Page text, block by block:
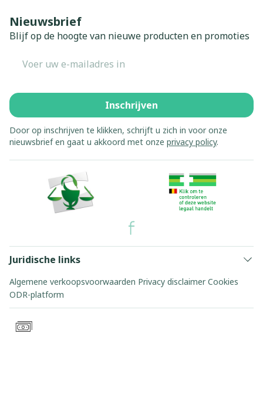
Nieuwsbrief
Blijf op de hoogte van nieuwe producten en promoties
Inschrijven
Door op inschrijven te klikken, schrijft u zich in voor onze
nieuwsbrief en gaat u akkoord met onze privacy policy.
Juridische links
Algemene verkoopsvoorwaarden Privacy disclaimer Cookies
ODR-platform